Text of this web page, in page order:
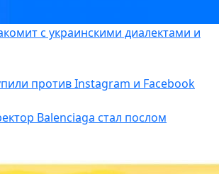
с украинскими диалектами и
против Instagram и Facebook
Balenciaga стал послом